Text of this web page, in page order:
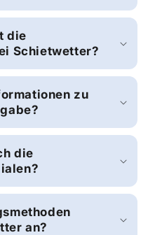
die
Schietwetter?
zu
die
an?